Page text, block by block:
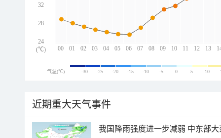
00 01 02 03 04 05 06 07 08 09 10 11 12 13
32
28
24
(℃)
气温(℃) -30 -25 -20 -15 -10 -5 0 5 10
近期重大天气事件
我国降雨强度进一步减弱 中东部